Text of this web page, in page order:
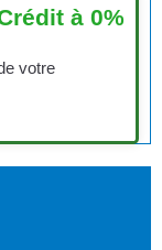
à 0%
votre